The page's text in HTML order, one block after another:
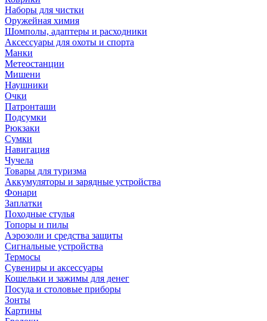
Наборы для чистки
Оружейная химия
Шомполы, адаптеры и расходники
Аксессуары для охоты и спорта
Манки
Метеостанции
Мишени
Наушники
Очки
Патронташи
Подсумки
Рюкзаки
Сумки
Навигация
Чучела
Товары для туризма
Аккумуляторы и зарядные устройства
Фонари
Заплатки
Походные стулья
Топоры и пилы
Аэрозоли и средства защиты
Сигнальные устройства
Термосы
Сувениры и аксессуары
Кошельки и зажимы для денег
Посуда и столовые приборы
Зонты
Картины